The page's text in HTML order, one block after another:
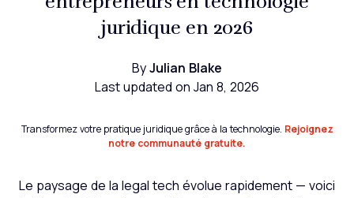
juridique en 2026
By Julian Blake
Last updated on Jan 8, 2026
Transformez votre pratique juridique grâce à la technologie. Rejoignez
notre communauté gratuite.
Le paysage de la legal tech évolue rapidement — voici